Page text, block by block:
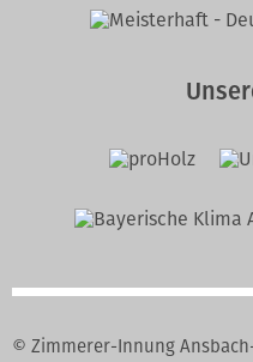
© Zimmerer-Innung